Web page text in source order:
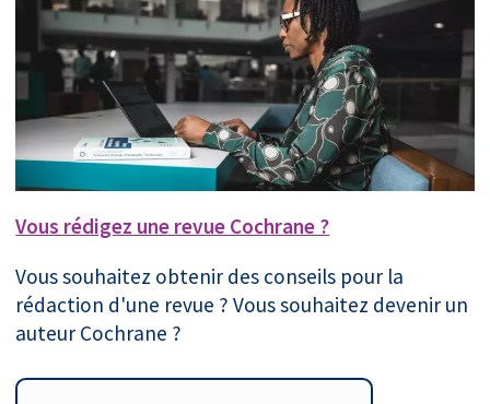
Vous rédigez une revue Cochrane ?
Vous souhaitez obtenir des conseils pour la
rédaction d'une revue ? Vous souhaitez devenir un
auteur Cochrane ?